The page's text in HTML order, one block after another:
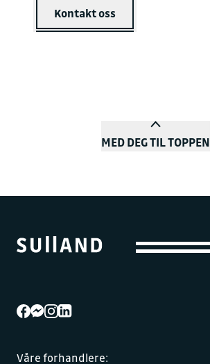
Kontakt oss
MED DEG TIL TOPPEN
Våre forhandlere: